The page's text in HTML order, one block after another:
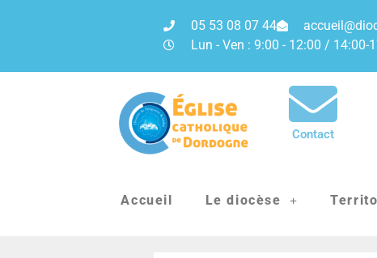
05 53 08 07 44
Lun - Ven : 9:00 - 12:00 / 14:00-
Contact
Accueil Le diocèse